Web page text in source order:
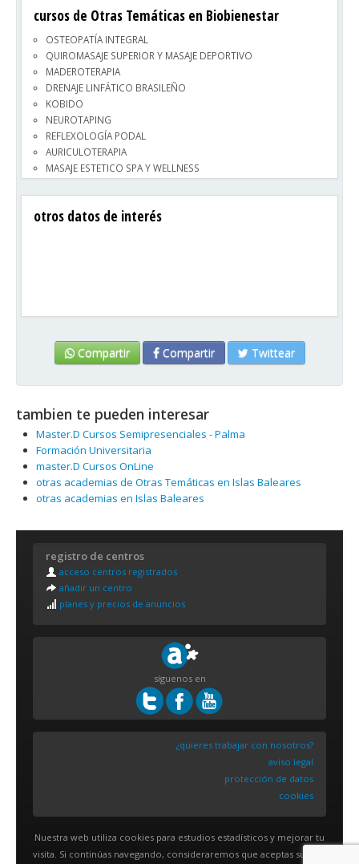
cursos de Otras Temáticas en Biobienestar
OSTEOPATÍA INTEGRAL
QUIROMASAJE SUPERIOR Y MASAJE DEPORTIVO
MADEROTERAPIA
DRENAJE LINFÁTICO BRASILEÑO
KOBIDO
NEUROTAPING
REFLEXOLOGÍA PODAL
AURICULOTERAPIA
MASAJE ESTETICO SPA Y WELLNESS
otros datos de interés
Compartir Compartir Twittear
tambien te pueden interesar
Master.D Cursos Semipresenciales - Palma
Formación Universitaria
master.D Cursos OnLine
otras academias de Otras Temáticas en Islas Baleares
otras academias en Islas Baleares
registro de centros
acceso centros registrados
añadir un centro
planes y precios de anuncios
síguenos en
¿quieres trabajar con nosotros?
aviso legal
protección de datos
cookies
Nuestra web utiliza cookies para estudios estadísticos y mejorar tu
visita. Si continúas navegando, consideraremos que aceptas su uso.